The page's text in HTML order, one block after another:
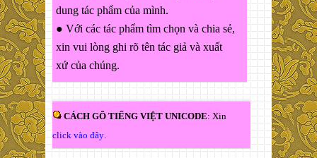
dung tác phẩm của mình.
● Với các tác phẩm tìm chọn và chia sẻ,
xin vui lòng ghi rõ tên tác giả và xuất
xứ của chúng.
CÁCH GÕ TIẾNG VIỆT UNICODE: Xin
click vào đây.